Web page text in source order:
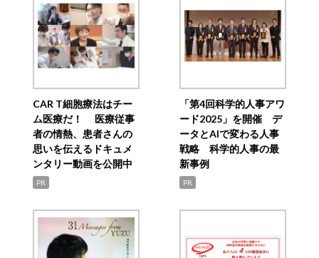
CAR T細胞療法はチー
ム医療だ！ 医療従事
者の情熱、患者さんの
思いを伝えるドキュメ
ンタリー動画を公開中
PR
「第4回科学的人事アワ
ード2025」を開催 デ
ータとAIで変わる人事
戦略 科学的人事の最
新事例
PR